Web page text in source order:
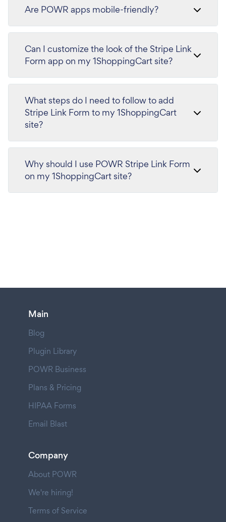
Are POWR apps mobile-friendly?
Can I customize the look of the Stripe Link
Form app on my 1ShoppingCart site?
What steps do I need to follow to add
Stripe Link Form to my 1ShoppingCart
site?
Why should I use POWR Stripe Link Form
on my 1ShoppingCart site?
Main
Blog
Plugin Library
POWR Business
Plans & Pricing
HIPAA Forms
Email Blast
Company
About POWR
We're hiring!
Terms of Service